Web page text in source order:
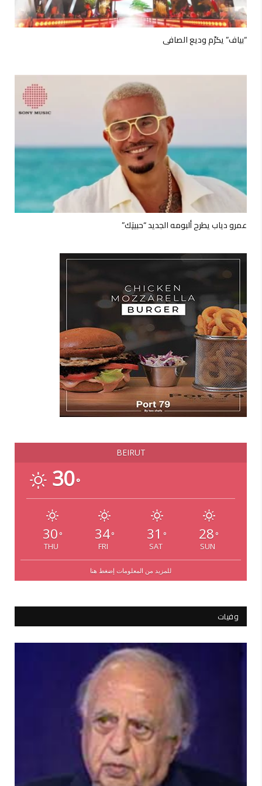
“بياف” يكرّم وديع الصافي
عمرو دياب يطرح ألبومه الجديد “حبيتِك”
BEIRUT
30°
30 °
THU
34°
FRI
31 °
SAT
28 °
SUN
للمزيد من المعلومات إضغط هنا
وفيات